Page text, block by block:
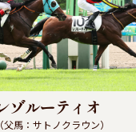
ゾルーティオ
（父馬：サトノクラウン）